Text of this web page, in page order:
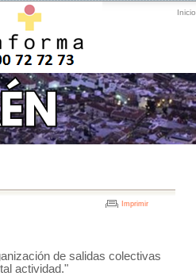
Inicio
Imprimir
de salidas colectivas
actividad."